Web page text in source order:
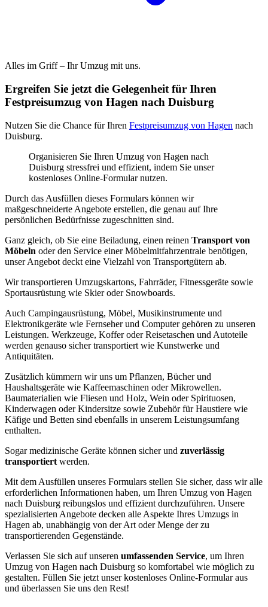
Alles im Griff – Ihr Umzug mit uns.
Ergreifen Sie jetzt die Gelegenheit für Ihren
Festpreisumzug von Hagen nach Duisburg
Nutzen Sie die Chance für Ihren Festpreisumzug von Hagen nach
Duisburg.
Organisieren Sie Ihren Umzug von Hagen nach
Duisburg stressfrei und effizient, indem Sie unser
kostenloses Online-Formular nutzen.
Durch das Ausfüllen dieses Formulars können wir
maßgeschneiderte Angebote erstellen, die genau auf Ihre
persönlichen Bedürfnisse zugeschnitten sind.
Ganz gleich, ob Sie eine Beiladung, einen reinen Transport von
Möbeln oder den Service einer Möbelmitfahrzentrale benötigen,
unser Angebot deckt eine Vielzahl von Transportgütern ab.
Wir transportieren Umzugskartons, Fahrräder, Fitnessgeräte sowie
Sportausrüstung wie Skier oder Snowboards.
Auch Campingausrüstung, Möbel, Musikinstrumente und
Elektronikgeräte wie Fernseher und Computer gehören zu unseren
Leistungen. Werkzeuge, Koffer oder Reisetaschen und Autoteile
werden genauso sicher transportiert wie Kunstwerke und
Antiquitäten.
Zusätzlich kümmern wir uns um Pflanzen, Bücher und
Haushaltsgeräte wie Kaffeemaschinen oder Mikrowellen.
Baumaterialien wie Fliesen und Holz, Wein oder Spirituosen,
Kinderwagen oder Kindersitze sowie Zubehör für Haustiere wie
Käfige und Betten sind ebenfalls in unserem Leistungsumfang
enthalten.
Sogar medizinische Geräte können sicher und zuverlässig
transportiert werden.
Mit dem Ausfüllen unseres Formulars stellen Sie sicher, dass wir alle
erforderlichen Informationen haben, um Ihren Umzug von Hagen
nach Duisburg reibungslos und effizient durchzuführen. Unsere
spezialisierten Angebote decken alle Aspekte Ihres Umzugs in
Hagen ab, unabhängig von der Art oder Menge der zu
transportierenden Gegenstände.
Verlassen Sie sich auf unseren umfassenden Service, um Ihren
Umzug von Hagen nach Duisburg so komfortabel wie möglich zu
gestalten. Füllen Sie jetzt unser kostenloses Online-Formular aus
und überlassen Sie uns den Rest!